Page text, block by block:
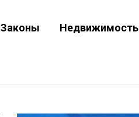
Законы Недвижимость